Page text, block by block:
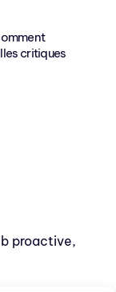
critiques
proactive,